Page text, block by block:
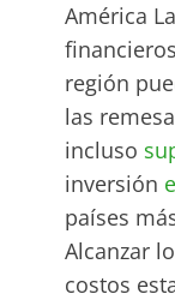
América
región
las
incluso
inversión
países
Alcanzar
costos